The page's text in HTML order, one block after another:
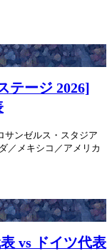
テージ 2026]
サンゼルス・スタジア
／メキシコ／アメリカ
vs ドイツ代表